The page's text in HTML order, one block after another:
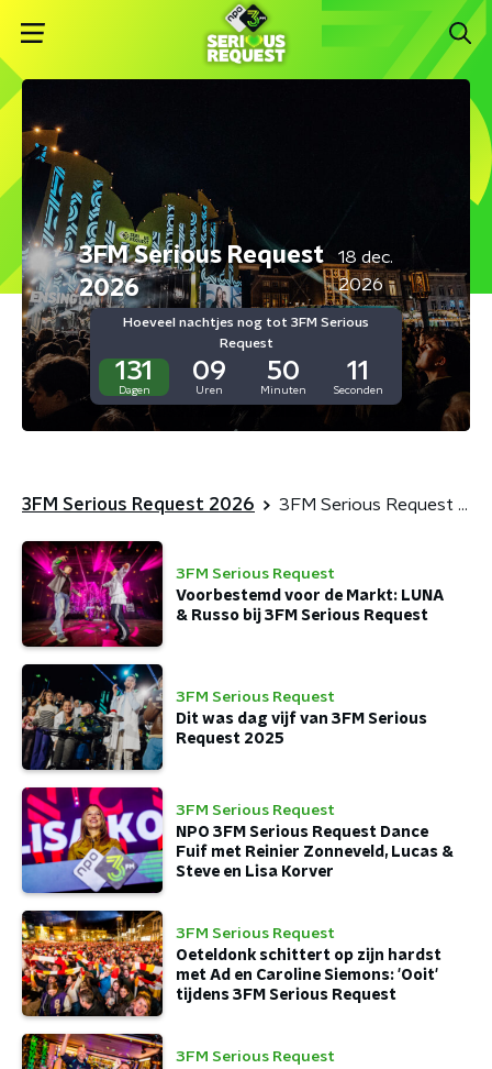
3FM Serious Request
2026
18 dec.
2026
Hoeveel nachtjes nog tot 3FM Serious
Request
131
Dagen
09
Uren
50
Minuten
11
Seconden
3FM Serious Request 2026 3FM Serious Request Nieuws
3FM Serious Request
Voorbestemd voor de Markt: LUNA
& Russo bij 3FM Serious Request
3FM Serious Request
Dit was dag vijf van 3FM Serious
Request 2025
3FM Serious Request
NPO 3FM Serious Request Dance
Fuif met Reinier Zonneveld, Lucas &
Steve en Lisa Korver
3FM Serious Request
Oeteldonk schittert op zijn hardst
met Ad en Caroline Siemons: 'Ooit'
tijdens 3FM Serious Request
3FM Serious Request